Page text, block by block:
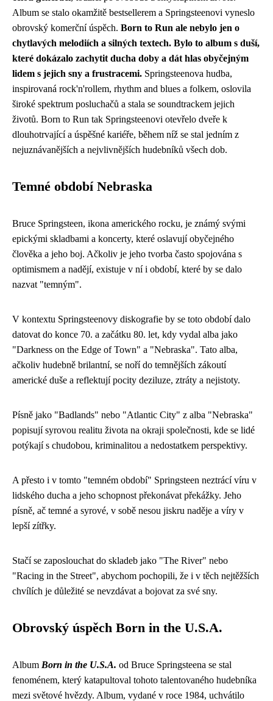
Album se stalo okamžitě bestsellerem a Springsteenovi vyneslo
obrovský komerční úspěch. Born to Run ale nebylo jen o
chytlavých melodiích a silných textech. Bylo to album s duší,
které dokázalo zachytit ducha doby a dát hlas obyčejným
lidem s jejich sny a frustracemi. Springsteenova hudba,
inspirovaná rock'n'rollem, rhythm and blues a folkem, oslovila
široké spektrum posluchačů a stala se soundtrackem jejich
životů. Born to Run tak Springsteenovi otevřelo dveře k
dlouhotrvající a úspěšné kariéře, během níž se stal jedním z
nejuznávanějších a nejvlivnějších hudebníků všech dob.
Temné období Nebraska
Bruce Springsteen, ikona amerického rocku, je známý svými
epickými skladbami a koncerty, které oslavují obyčejného
člověka a jeho boj. Ačkoliv je jeho tvorba často spojována s
optimismem a nadějí, existuje v ní i období, které by se dalo
nazvat "temným".
V kontextu Springsteenovy diskografie by se toto období dalo
datovat do konce 70. a začátku 80. let, kdy vydal alba jako
"Darkness on the Edge of Town" a "Nebraska". Tato alba,
ačkoliv hudebně brilantní, se noří do temnějších zákoutí
americké duše a reflektují pocity deziluze, ztráty a nejistoty.
Písně jako "Badlands" nebo "Atlantic City" z alba "Nebraska"
popisují syrovou realitu života na okraji společnosti, kde se lidé
potýkají s chudobou, kriminalitou a nedostatkem perspektivy.
A přesto i v tomto "temném období" Springsteen neztrácí víru v
lidského ducha a jeho schopnost překonávat překážky. Jeho
písně, ač temné a syrové, v sobě nesou jiskru naděje a víry v
lepší zítřky.
Stačí se zaposlouchat do skladeb jako "The River" nebo
"Racing in the Street", abychom pochopili, že i v těch nejtěžších
chvílích je důležité se nevzdávat a bojovat za své sny.
Obrovský úspěch Born in the U.S.A.
Album Born in the U.S.A. od Bruce Springsteena se stal
fenoménem, který katapultoval tohoto talentovaného hudebníka
mezi světové hvězdy. Album, vydané v roce 1984, uchvátilo